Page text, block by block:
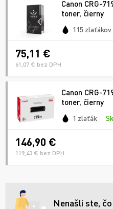
Canon CRG-
toner, čierny
115 zlaťákov
75,11 €
61,07 € bez DPH
Canon CRG-
toner, čierny
1 zlaťák
146,90 €
119,43 € bez DPH
Nenašli ste,